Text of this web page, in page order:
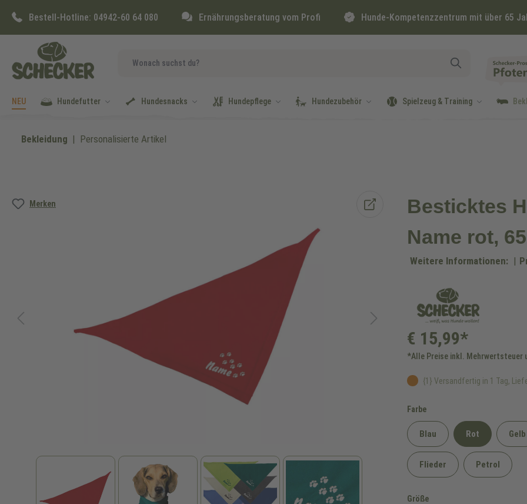
Zur Hauptnavigation springen
Bestell-Hotline: 04942-60 64 080 Ernährungsberatung vom Profi Hunde-Kompetenzzentrum mit über 65
NEU Hundefutter Hundesnacks Hundepflege Hundezubehör Spielzeug & Training
Bekleidung Personalisierte Artikel
Merken
Bildergalerie überspringen
Besticktes
Name rot,
Weitere Informationen: |
€ 15,99*
*Alle Preise inkl. Mehrwertsteuer
{1} Versandfertig in 1 Tag,
Farbeauswählen
Blau Rot Gelb
Flieder Petrol
Größeauswählen